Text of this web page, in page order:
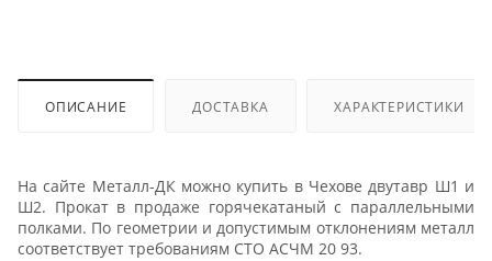
ОПИСАНИЕ ДОСТАВКА ХАРАКТЕРИСТИКИ
На сайте Металл-ДК можно купить в Чехове двутавр Ш1 и
Ш2. Прокат в продаже горячекатаный с параллельными
полками. По геометрии и допустимым отклонениям металл
соответствует требованиям СТО АСЧМ 20 93.